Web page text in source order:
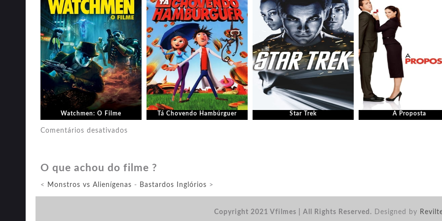
Watchmen: O Filme Tá Chovendo Hambúrguer Star Trek A Proposta
Comentários desativados
O que achou do filme ?
< Monstros vs Alienígenas - Bastardos Inglórios >
Copyright 2021 Vfilmes | All Rights Reserved. Designed by